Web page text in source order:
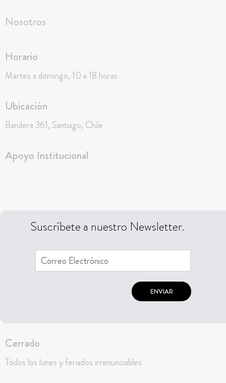
Nosotros
Horario
Martes a domingo, 10 a 18 horas
Ubicación
Bandera 361, Santiago, Chile
Apoyo Institucional
Suscríbete a nuestro Newsletter.
ENVIAR
Cerrado
Todos los lunes y feriados irrenunciables